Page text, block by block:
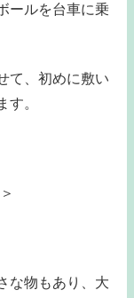
ールを台車に乗
て、初めに敷い
す。
な物もあり、大